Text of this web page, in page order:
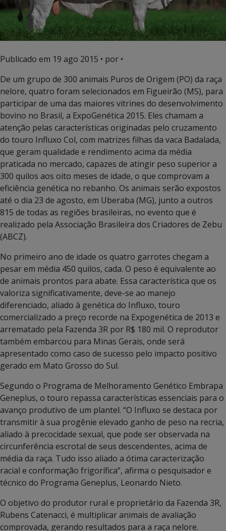
Publicado em 19 ago 2015 • por •
De um grupo de 300 animais Puros de Origem (PO) da raça
nelore, quatro foram selecionados em Figueirão (MS), para
participar de uma das maiores vitrines do desenvolvimento
bovino no Brasil, a ExpoGenética 2015. Eles chamam a
atenção pelas características originadas pelo cruzamento
do touro Influxo Col, com matrizes filhas da vaca Badalada,
que geram qualidade e rendimento acima da média
praticada no mercado, capazes de atingir peso superior a
300 quilos aos oito meses de idade, o que comprovam a
eficiência genética no rebanho. Os animais serão expostos
até o dia 23 de agosto, em Uberaba (MG), junto a outros
815 de todas as regiões brasileiras, no evento que é
realizado pela Associação Brasileira dos Criadores de Zebu
(ABCZ).
No primeiro ano de idade os quatro garrotes chegam a
pesar em média 450 quilos, cada. O peso é equivalente ao
de animais prontos para abate. Essa característica que os
valoriza significativamente, deve-se ao manejo
diferenciado, aliado à genética do Influxo, touro
comercializado a preço recorde na Expogenética de 2013 e
arrematado pela Fazenda 3R por R$ 180 mil. O reprodutor
também embarcou para Minas Gerais, onde será
apresentado como caso de sucesso pelo impacto positivo
gerado em Mato Grosso do Sul.
Segundo o Programa de Melhoramento Genético Embrapa
Geneplus, o touro repassa características essenciais para o
avanço produtivo de um plantel. “O Influxo se destaca por
transmitir à sua progênie elevado ganho de peso na recria,
aliado à precocidade sexual, que pode ser observada na
circunferência escrotal de seus descendentes, acima de
média da raça. Tudo isso aliado a ótima caracterização
racial e conformação frigorífica”, afirma o pesquisador e
técnico do Programa Geneplus, Leonardo Nieto.
O objetivo do produtor rural e proprietário da Fazenda 3R,
Rubens Catenacci, é multiplicar animais de avaliação
comprovada, gerando resultados para a raça nelore.